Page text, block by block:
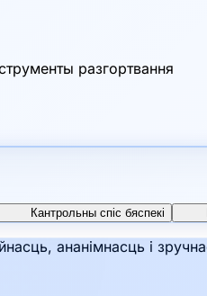
разгортвання
Кантрольны спіс бяспекі
ананімнасць і